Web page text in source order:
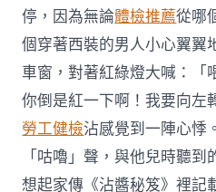
停，因為無論體檢推薦從哪
個穿著西裝的男人小心翼翼
車窗，對著紅綠燈大喊：「
你倒是紅一下啊！我要向左
勞工健檢沾感覺到一陣心悸
「咕嚕」聲，與他兒時聽
想起家傳《沾醬秘笈》裡記